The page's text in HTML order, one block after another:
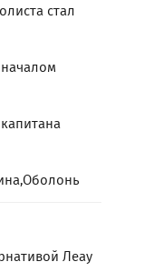
стал
Леау